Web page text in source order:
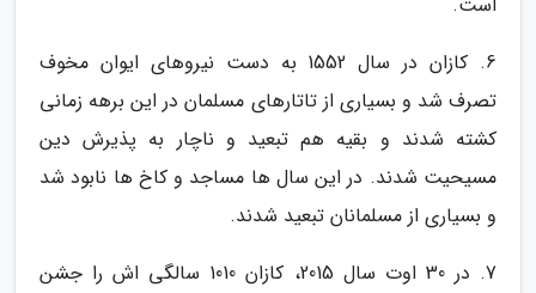
6. کازان در سال 1552 به دست نیروهای ایوان مخوف
تصرف شد و بسیاری از تاتارهای مسلمان در این برهه زمانی
کشته شدند و بقیه هم تبعید و ناچار به پذیرش دین
مسیحیت شدند. در این سال ها مساجد و کاخ ها نابود شد
و بسیاری از مسلمانان تبعید شدند.
7. در 30 اوت سال 2015، کازان 1010 سالگی اش را جشن